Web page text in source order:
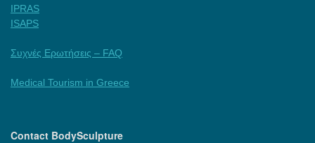
IPRAS
ISAPS
Συχνές Ερωτήσεις – FAQ
Medical Tourism in Greece
Contact BodySculpture